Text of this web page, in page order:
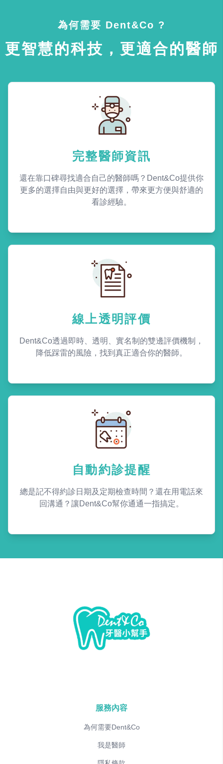
為何需要 Dent&Co ?
更智慧的科技，更適合的醫師
完整醫師資訊
還在靠口碑尋找適合自己的醫師嗎？Dent&Co提供你
更多的選擇自由與更好的選擇，帶來更方便與舒適的
看診經驗。
線上透明評價
Dent&Co透過即時、透明、實名制的雙邊評價機制，
降低踩雷的風險，找到真正適合你的醫師。
自動約診提醒
總是記不得約診日期及定期檢查時間？還在用電話來
回溝通？讓Dent&Co幫你通通一指搞定。
服務內容
為何需要Dent&Co
我是醫師